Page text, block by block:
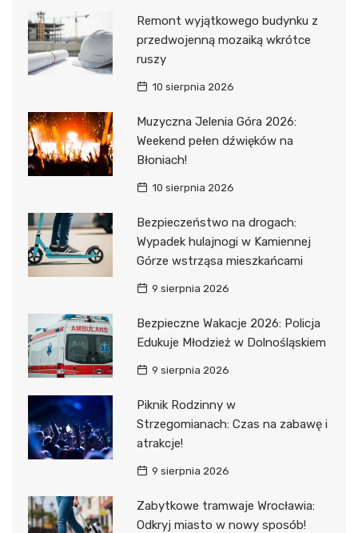
Remont wyjątkowego budynku z
przedwojenną mozaiką wkrótce
ruszy
10 sierpnia 2026
Muzyczna Jelenia Góra 2026:
Weekend pełen dźwięków na
Błoniach!
10 sierpnia 2026
Bezpieczeństwo na drogach:
Wypadek hulajnogi w Kamiennej
Górze wstrząsa mieszkańcami
9 sierpnia 2026
Bezpieczne Wakacje 2026: Policja
Edukuje Młodzież w Dolnośląskiem
9 sierpnia 2026
Piknik Rodzinny w
Strzegomianach: Czas na zabawę i
atrakcje!
9 sierpnia 2026
Zabytkowe tramwaje Wrocławia:
Odkryj miasto w nowy sposób!